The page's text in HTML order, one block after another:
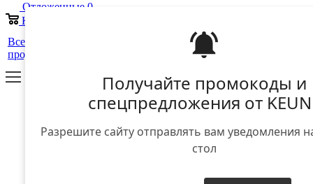
Получайте промокоды и
спецпредложения от
Разрешите сайту отправлять вам уведомления
стол
Отложенные 0
Корзина
Все
продукты
Стайлинг
25 лет
России